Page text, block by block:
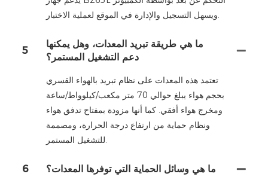
ويسهل التسجيل والإدارة في الموقع لعملية الاختبار.
5
ما هي طريقة تبريد المعدات، وهل يمكنها
دعم التشغيل المستمر؟
تعتمد هذه المعدات على نظام تبريد بالهواء القسري
بحجم هواء يبلغ حوالي 70 متر مكعب/كيلوواط/ساعة
ومخرج هواء أفقي. كما أنها مزودة بمفتاح تدفق هواء
ونظام حماية من ارتفاع درجة الحرارة، ومصممة
للتشغيل المستمر.
6 ما هي وسائل الحماية التي توفرها المعدات؟